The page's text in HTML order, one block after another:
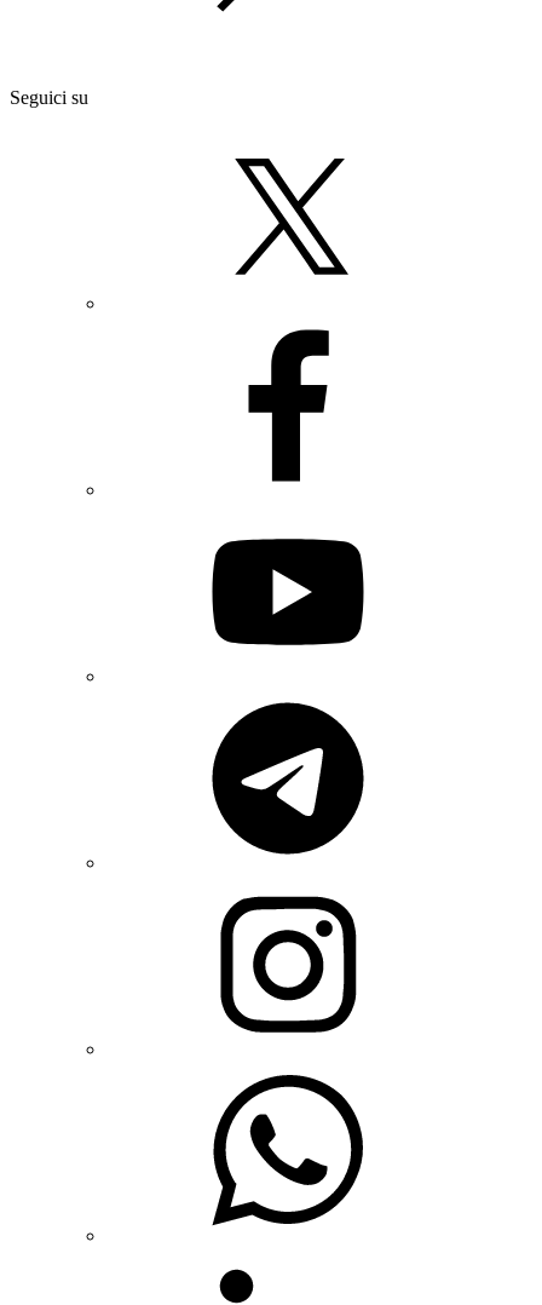
Seguici su